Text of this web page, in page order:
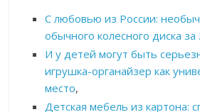
С любовью из России:
обычного колесного диска
И у детей могут быть
игрушка-органайзер как
место,
Детская мебель из картона: